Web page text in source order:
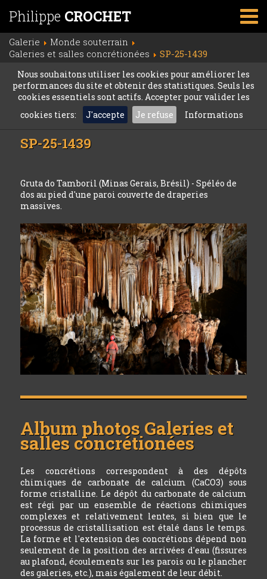
Philippe CROCHET
Galerie
Monde souterrain
Galeries et salles concrétionées
SP-25-1439
Nous souhaitons utiliser les cookies pour améliorer les
performances du site et obtenir des statistiques. Seuls les
cookies essentiels sont actifs. Accepter pour valider les
cookies tiers:
J'accepte Je refuse Informations
SP-25-1439
Gruta do Tamboril (Minas Gerais, Brésil) - Spéléo de
dos au pied d'une paroi couverte de draperies
massives.
Album photos Galeries et
salles concrétionées
Les concrétions correspondent à des dépôts
chimiques de carbonate de calcium (CaCO3) sous
forme cristalline. Le dépôt du carbonate de calcium
est régi par un ensemble de réactions chimiques
complexes et relativement lentes, si bien que le
processus de cristallisation est étalé dans le temps.
La forme et l'extension des concrétions dépend non
seulement de la position des arrivées d'eau (fissures
au plafond, écoulements sur les parois ou le plancher
des galeries, etc.), mais également de leur débit.